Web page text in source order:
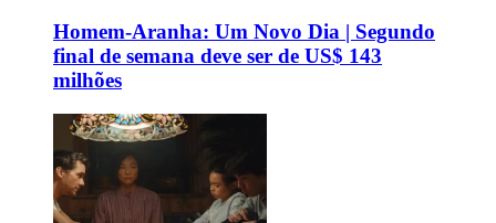
Homem-Aranha: Um Novo Dia | Segundo
final de semana deve ser de US$ 143
milhões